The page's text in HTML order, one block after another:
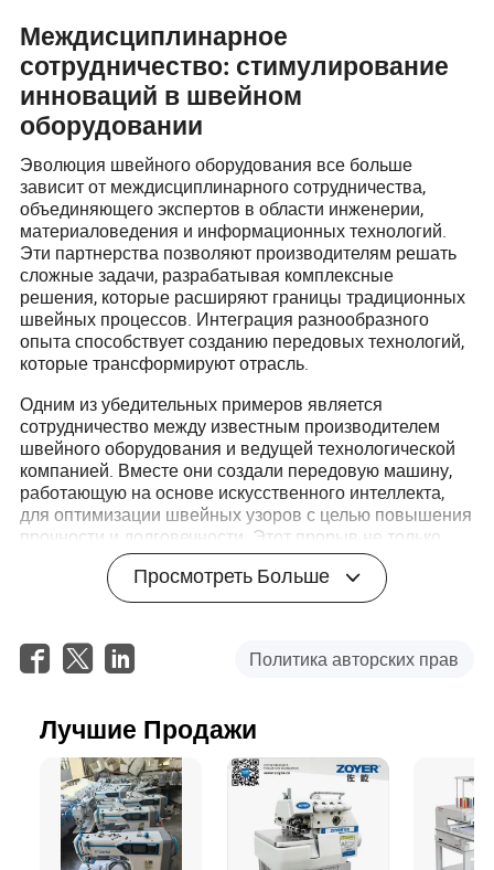
Междисциплинарное
сотрудничество: стимулирование
инноваций в швейном
оборудовании
Эволюция швейного оборудования все больше
зависит от междисциплинарного сотрудничества,
объединяющего экспертов в области инженерии,
материаловедения и информационных технологий.
Эти партнерства позволяют производителям решать
сложные задачи, разрабатывая комплексные
решения, которые расширяют границы традиционных
швейных процессов. Интеграция разнообразного
опыта способствует созданию передовых технологий,
которые трансформируют отрасль.
Одним из убедительных примеров является
сотрудничество между известным производителем
швейного оборудования и ведущей технологической
компанией. Вместе они создали передовую машину,
работающую на основе искусственного интеллекта,
для оптимизации швейных узоров с целью повышения
прочности и долговечности. Этот прорыв не только
улучшает операционную эффективность, но и
открывает захватывающие возможности для
инновационного дизайна продукции и превосходного
По мере роста этих синергий между дисциплинами
удовлетворяющие меняющиеся потребности как
производителей, так и потребителей, и ведя отрасль в
новую эру инноваций.
Заключение
Просмотреть Больше
Политика авторских прав
Лучшие Продажи